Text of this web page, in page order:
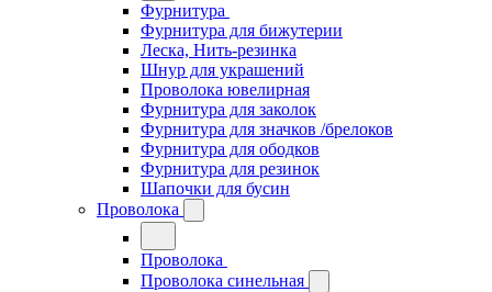
Фурнитура
Фурнитура для бижутерии
Леска, Нить-резинка
Шнур для украшений
Проволока ювелирная
Фурнитура для заколок
Фурнитура для значков /брелоков
Фурнитура для ободков
Фурнитура для резинок
Шапочки для бусин
Проволока
Проволока
Проволока синельная